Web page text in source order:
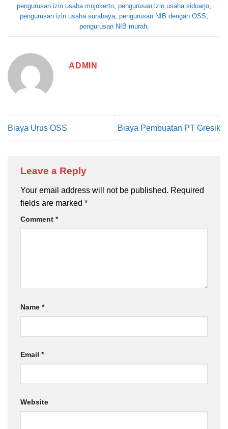
pengurusan izin usaha mojokerto pengurusan izin usaha sidoarjo
pengurusan izin usaha surabaya pengurusan NIB dengan OSS
pengurusan NIB murah.
ADMIN
Biaya Urus OSS Biaya Pembuatan PT Gresik
Leave a Reply
Your email address will not be published. Required
fields are marked *
Comment *
Name *
Email *
Website